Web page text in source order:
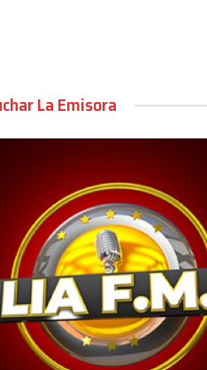
La Emisora